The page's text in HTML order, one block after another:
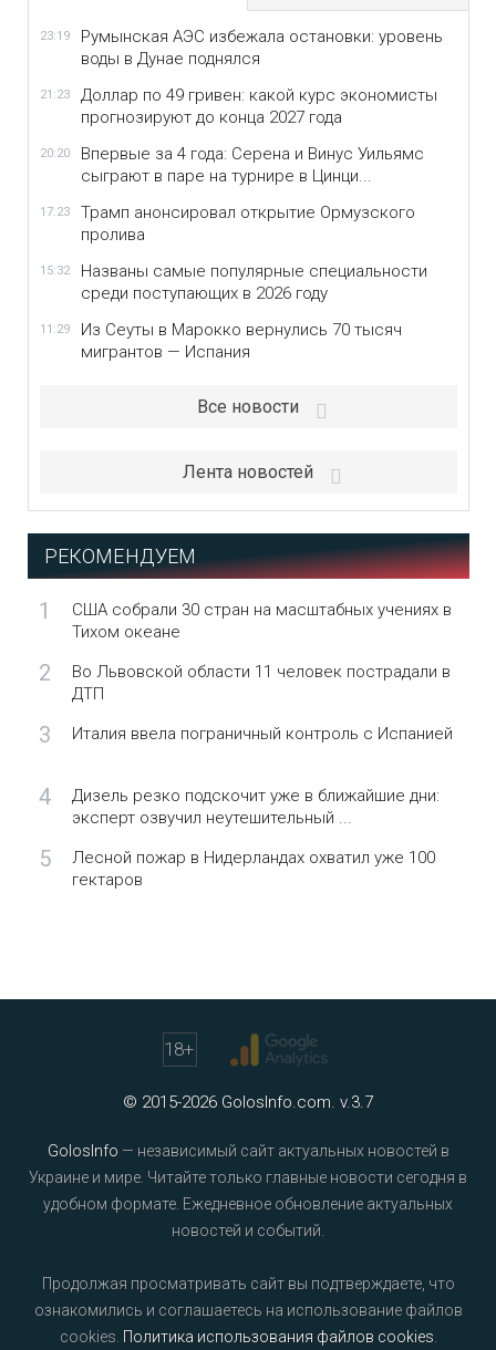
23:19
Румынская АЭС избежала остановки: уровень
воды в Дунае поднялся
21:23
Доллар по 49 гривен: какой курс экономисты
прогнозируют до конца 2027 года
20:20
Впервые за 4 года: Серена и Винус Уильямс
сыграют в паре на турнире в Цинци...
17:23
Трамп анонсировал открытие Ормузского
пролива
15:32
Названы самые популярные специальности
среди поступающих в 2026 году
11:29
Из Сеуты в Марокко вернулись 70 тысяч
мигрантов — Испания
Все новости
Лента новостей
РЕКОМЕНДУЕМ
1
США собрали 30 стран на масштабных учениях в
Тихом океане
2
Во Львовской области 11 человек пострадали в
ДТП
3 Италия ввела пограничный контроль с Испанией
4
Дизель резко подскочит уже в ближайшие дни:
эксперт озвучил неутешительный ...
5
Лесной пожар в Нидерландах охватил уже 100
гектаров
18+
© 2015-2026 GolosInfo.com. v.3.7
GolosInfo — независимый сайт актуальных новостей в
Украине и мире. Читайте только главные новости сегодня в
удобном формате. Ежедневное обновление актуальных
новостей и событий.
Продолжая просматривать сайт вы подтверждаете, что
ознакомились и соглашаетесь на использование файлов
cookies. Политика использования файлов cookies